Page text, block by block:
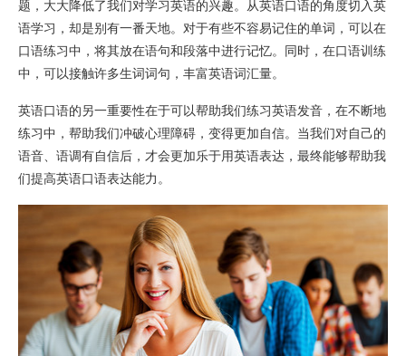
题，大大降低了我们对学习英语的兴趣。从英语口语的角度切入英
语学习，却是别有一番天地。对于有些不容易记住的单词，可以在
口语练习中，将其放在语句和段落中进行记忆。同时，在口语训练
中，可以接触许多生词词句，丰富英语词汇量。
英语口语的另一重要性在于可以帮助我们练习英语发音，在不断地
练习中，帮助我们冲破心理障碍，变得更加自信。当我们对自己的
语音、语调有自信后，才会更加乐于用英语表达，最终能够帮助我
们提高英语口语表达能力。